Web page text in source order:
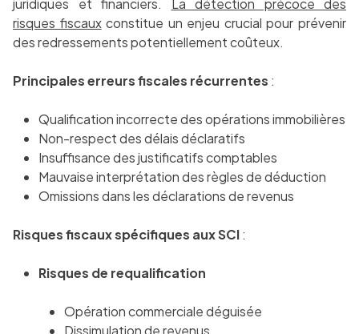
juridiques et financiers. La détection précoce des
risques fiscauxconstitue un enjeu crucial pour prévenir
des redressements potentiellement coûteux.
Principales erreurs fiscales récurrentes :
Qualification incorrecte des opérations immobilières
Non-respect des délais déclaratifs
Insuffisance des justificatifs comptables
Mauvaise interprétation des règles de déduction
Omissions dans les déclarations de revenus
Risques fiscaux spécifiques aux SCI:
Risques de requalification
Opération commerciale déguisée
Dissimulation de revenus